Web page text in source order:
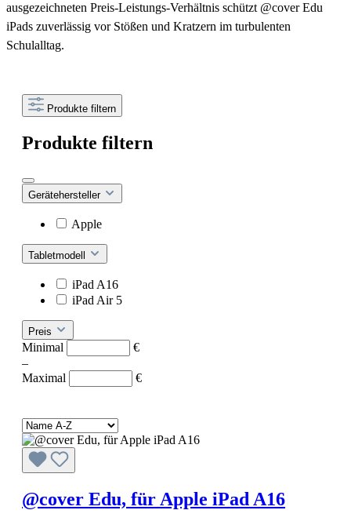
ausgezeichneten Preis-Leistungs-Verhältnis schützt @cover Edu
iPads zuverlässig vor Stößen und Kratzern im turbulenten
Schulalltag.
Produkte filtern
Produkte filtern
Gerätehersteller
Apple
Tabletmodell
iPad A16
iPad Air 5
Preis
Minimal
€
–
Maximal
€
@cover Edu, für Apple iPad A16